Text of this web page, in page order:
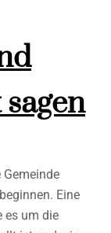
Eine
es um die